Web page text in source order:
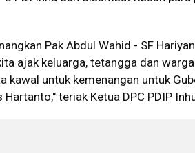
Pak Abdul Wahid - SF
ajak keluarga, tetangga dan
kawal untuk kemenangan untuk
teriak Ketua DPC PDIP